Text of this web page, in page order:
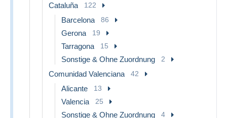
Cataluña 122
Barcelona 86
Gerona 19
Tarragona 15
Sonstige & Ohne Zuordnung 2
Comunidad Valenciana 42
Alicante 13
Valencia 25
Sonstige & Ohne Zuordnung 4